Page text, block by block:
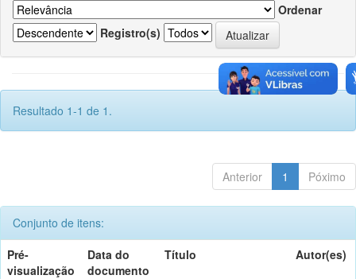
Ordenar
Registro(s)
Resultado 1-1 de 1.
Anterior 1 Póximo
Conjunto de itens:
Pré-
visualização
Data do
documento
Título Autor(es)